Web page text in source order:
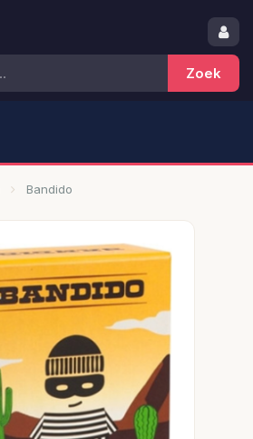
Bandido